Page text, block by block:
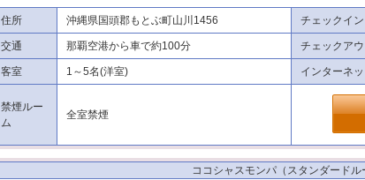
住所 沖縄県国頭郡もとぶ町山川1456 チェックイン
交通 那覇空港から車で約100分 チェックアウ
客室 1～5名(洋室) インターネッ
禁煙ルー
ム
全室禁煙
ココシャスモンパ（スタンダードル